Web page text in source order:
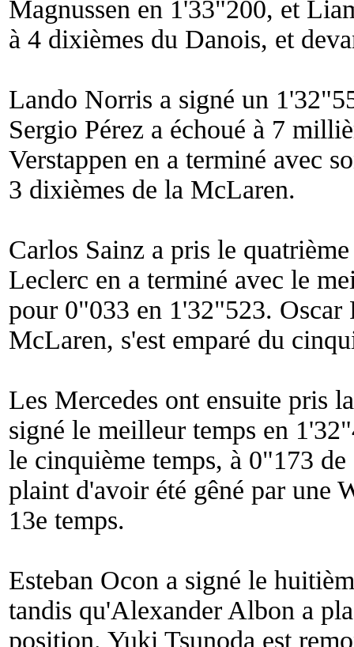
Magnussen en 1'33"200, et
à 4 dixièmes du Danois, et
Lando Norris a signé un
Sergio Pérez a échoué à 7
Verstappen en a terminé avec
3 dixièmes de la McLaren.
Carlos Sainz a pris le
Leclerc en a terminé avec le
pour 0"033 en 1'32"523. Oscar
McLaren, s'est emparé du
Les Mercedes ont ensuite pris
signé le meilleur temps en
le cinquième temps, à 0"173
plaint d'avoir été gêné par une
13e temps.
Esteban Ocon a signé le
tandis qu'Alexander Albon a
position. Yuki Tsunoda est